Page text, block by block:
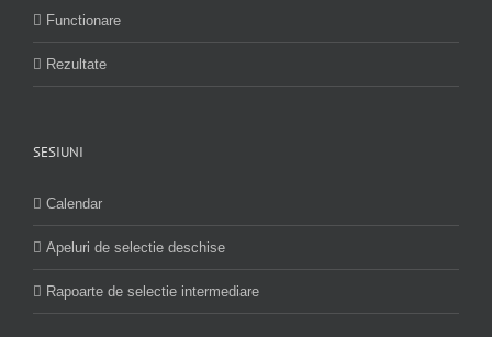
Functionare
Rezultate
SESIUNI
Calendar
Apeluri de selectie deschise
Rapoarte de selectie intermediare